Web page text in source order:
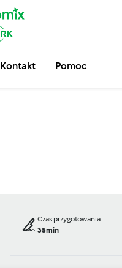
Kontakt Pomoc
Czas przygotowania
35min